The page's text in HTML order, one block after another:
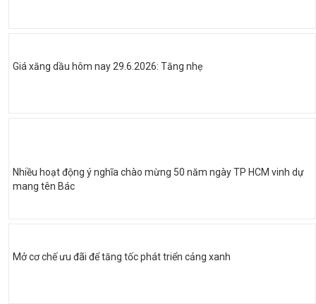
Giá xăng dầu hôm nay 29.6.2026: Tăng nhẹ
Nhiều hoạt động ý nghĩa chào mừng 50 năm ngày TP HCM vinh dự
mang tên Bác
Mở cơ chế ưu đãi để tăng tốc phát triển cảng xanh